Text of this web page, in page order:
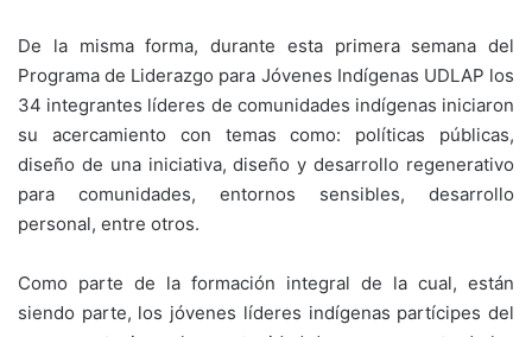
De la misma forma, durante esta primera semana del
Programa de Liderazgo para Jóvenes Indígenas UDLAP los
34 integrantes líderes de comunidades indígenas iniciaron
su acercamiento con temas como: políticas públicas,
diseño de una iniciativa, diseño y desarrollo regenerativo
para comunidades, entornos sensibles, desarrollo
personal, entre otros.
Como parte de la formación integral de la cual, están
siendo parte, los jóvenes líderes indígenas partícipes del